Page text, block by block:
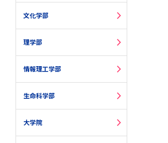
文化学部
理学部
情報理工学部
生命科学部
大学院